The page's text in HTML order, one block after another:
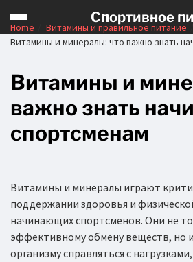
Спортивное
Home
Витамины и правильное питание
Витамины и минералы: что важно знать
Витамины и
важно знать
спортсменам
Витамины и минералы играют
поддержании здоровья и
начинающих спортсменов. Они не
эффективному обмену веществ, но
организму справляться с